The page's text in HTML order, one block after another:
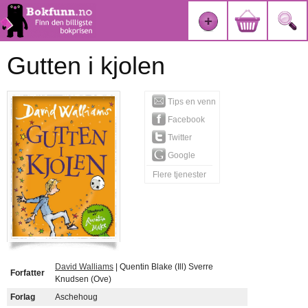
Gutten i kjolen
Tips en venn
Facebook
Twitter
Google
Flere tjenester
Forfatter
David Walliams | Quentin Blake (Ill) Sverre
Knudsen (Ove)
Forlag
Aschehoug